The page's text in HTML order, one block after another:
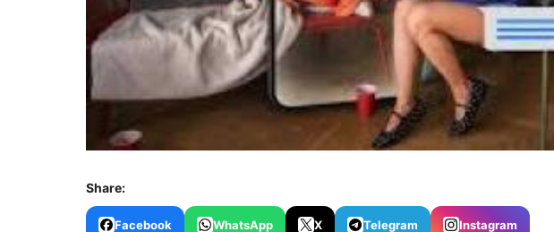
Share:
Facebook WhatsApp X Telegram Instagram